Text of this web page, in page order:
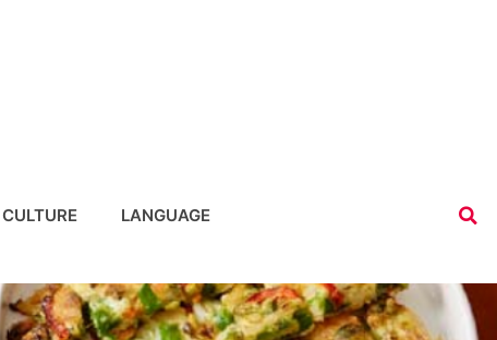
CULTURE LANGUAGE